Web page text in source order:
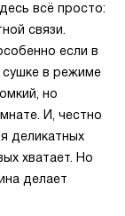
всё просто:
связи.
если в
сушке в режиме
но
И, честно
деликатных
хватает. Но
делает